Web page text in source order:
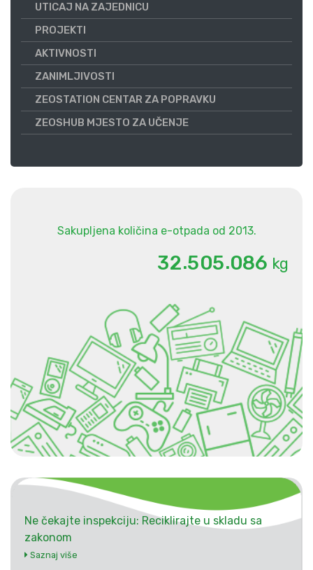
UTICAJ NA ZAJEDNICU
PROJEKTI
AKTIVNOSTI
ZANIMLJIVOSTI
ZEOSTATION CENTAR ZA POPRAVKU
ZEOSHUB MJESTO ZA UČENJE
Sakupljena količina e-otpada od 2013.
32.505.086 kg
Ne čekajte inspekciju: Reciklirajte u skladu sa
zakonom
Saznaj više